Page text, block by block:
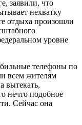
заявили, что
нехватку
отдыха произошли
уровне
телефоны по
всем жителям
вытекать,
нечто подобное
Сейчас она